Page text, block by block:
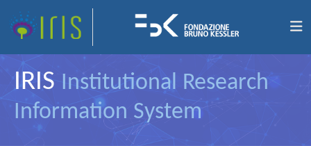
IRIS Institutional Research
Information System